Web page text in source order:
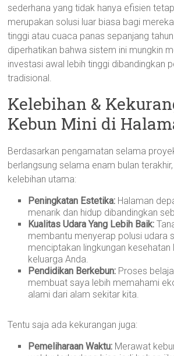
sederhana yang tidak hanya efisien
merupakan solusi luar biasa bagi
tinggi atau cuaca panas sepanjang
diperhatikan bahwa sistem ini mungkin
investasi awal lebih tinggi dibandingkan
tradisional.
Kelebihan &
Kebun Mini di
Berdasarkan pengamatan selama
berlangsung selama enam bulan
kelebihan utama:
Peningkatan Estetika: Halaman
menarik dan hidup dibandingkan
Kualitas Udara Yang Lebih Baik:
membantu menyerap polusi udara
menciptakan lingkungan kesehatan
keluarga Anda.
Pendidikan Berkebun: Proses
membuat saya lebih memahami
alami dari alam sekitar kita.
Tentu saja ada kekurangan juga:
Pemeliharaan Waktu: Merawat